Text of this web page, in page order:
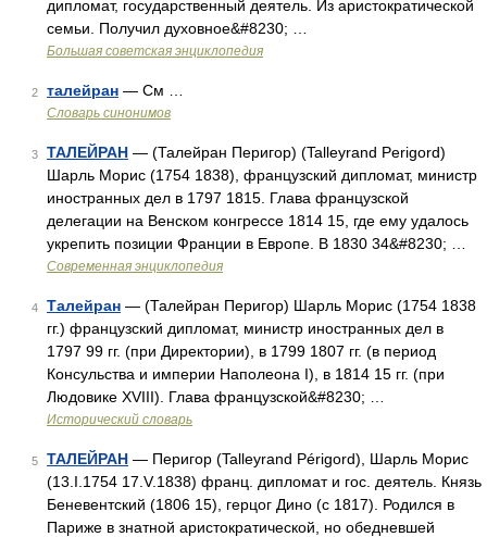
дипломат, государственный деятель. Из аристократической
семьи. Получил духовное&#8230; …
Большая советская энциклопедия
2 талейран — См …
Словарь синонимов
3 ТАЛЕЙРАН — (Талейран Перигор) (Talleyrand Perigord)
Шарль Морис (1754 1838), французский дипломат, министр
иностранных дел в 1797 1815. Глава французской
делегации на Венском конгрессе 1814 15, где ему удалось
укрепить позиции Франции в Европе. В 1830 34&#8230; …
Современная энциклопедия
4 Талейран — (Талейран Перигор) Шарль Морис (1754 1838
гг.) французский дипломат, министр иностранных дел в
1797 99 гг. (при Директории), в 1799 1807 гг. (в период
Консульства и империи Наполеона I), в 1814 15 гг. (при
Людовике XVIII). Глава французской&#8230; …
Исторический словарь
5 ТАЛЕЙРАН — Перигор (Talleyrand Périgord), Шарль Морис
(13.I.1754 17.V.1838) франц. дипломат и гос. деятель. Князь
Беневентский (1806 15), герцог Дино (с 1817). Родился в
Париже в знатной аристократической, но обедневшей